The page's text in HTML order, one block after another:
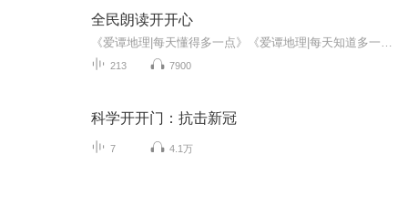
全民朗读开开心
213 7900
科学开开门：抗击新冠
7 4.1万